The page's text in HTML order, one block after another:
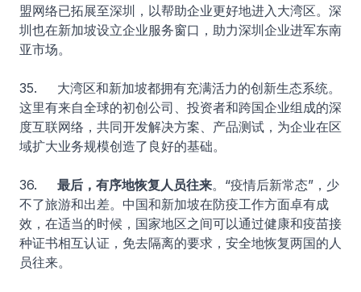
盟网络已拓展至深圳，以帮助企业更好地进入大湾区。深
圳也在新加坡设立企业服务窗口，助力深圳企业进军东南
亚市场。
35. 大湾区和新加坡都拥有充满活力的创新生态系统。
这里有来自全球的初创公司、投资者和跨国企业组成的深
度互联网络，共同开发解决方案、产品测试，为企业在区
域扩大业务规模创造了良好的基础。
36. 最后，有序地恢复人员往来。“疫情后新常态”，少
不了旅游和出差。中国和新加坡在防疫工作方面卓有成
效，在适当的时候，国家地区之间可以通过健康和疫苗接
种证书相互认证，免去隔离的要求，安全地恢复两国的人
员往来。